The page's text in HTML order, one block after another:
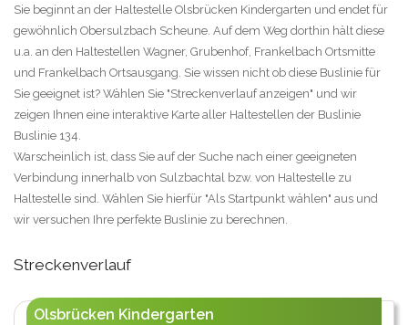
Sie beginnt an der Haltestelle Olsbrücken Kindergarten und endet für
gewöhnlich Obersulzbach Scheune. Auf dem Weg dorthin hält diese
u.a. an den Haltestellen Wagner, Grubenhof, Frankelbach Ortsmitte
und Frankelbach Ortsausgang. Sie wissen nicht ob diese Buslinie für
Sie geeignet ist? Wählen Sie "Streckenverlauf anzeigen" und wir
zeigen Ihnen eine interaktive Karte aller Haltestellen der Buslinie
Buslinie 134.
Warscheinlich ist, dass Sie auf der Suche nach einer geeigneten
Verbindung innerhalb von Sulzbachtal bzw. von Haltestelle zu
Haltestelle sind. Wählen Sie hierfür "Als Startpunkt wählen" aus und
wir versuchen Ihre perfekte Buslinie zu berechnen.
Streckenverlauf
Olsbrücken Kindergarten